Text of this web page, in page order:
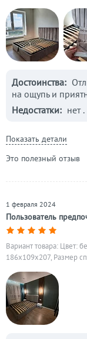
Достоинства:
на ощупь и
Недостатки: нет .
Показать детали
Это полезный отзыв
Пользователь
1 февраля 2024
Вариант товара: Цвет:
186x109x207, Размер